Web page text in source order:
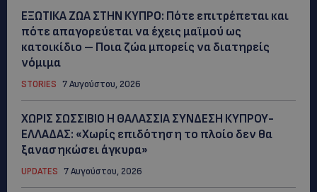
ΕΞΩΤΙΚΑ ΖΩΑ ΣΤΗΝ ΚΥΠΡΟ: Πότε επιτρέπεται και
πότε απαγορεύεται να έχεις μαϊμού ως
κατοικίδιο – Ποια ζώα μπορείς να διατηρείς
νόμιμα
STORIES 7 Αυγούστου, 2026
ΧΩΡΙΣ ΣΩΣΣΙΒΙΟ Η ΘΑΛΑΣΣΙΑ ΣΥΝΔΕΣΗ ΚΥΠΡΟΥ-
ΕΛΛΑΔΑΣ: «Χωρίς επιδότηση το πλοίο δεν θα
ξανασηκώσει άγκυρα»
UPDATES 7 Αυγούστου, 2026